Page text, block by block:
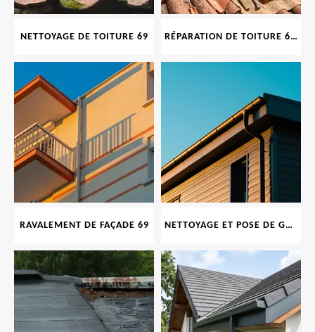
NETTOYAGE DE TOITURE 69 RÉPARATION DE TOITURE 69 RHONE, TUILES CASSÉES OU ABIMÉES
RAVALEMENT DE FAÇADE 69 NETTOYAGE ET POSE DE GOUTTIÈRE 69